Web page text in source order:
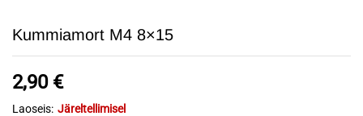
Kummiamort M4 8×15
2,90 €
Laoseis: Järeltellimisel